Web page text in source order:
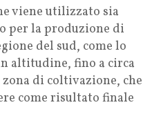
viene utilizzato sia
per la produzione di
del sud, come lo
altitudine, fino a circa
di coltivazione, che
come risultato finale